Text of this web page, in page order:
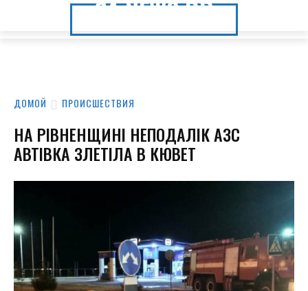
24.NEWS.DP
24.NEWS.DP
ДОМОЙ ПРОИСШЕСТВИЯ
НА РІВНЕНЩИНІ НЕПОДАЛІК АЗС
АВТІВКА ЗЛЕТІЛА В КЮВЕТ